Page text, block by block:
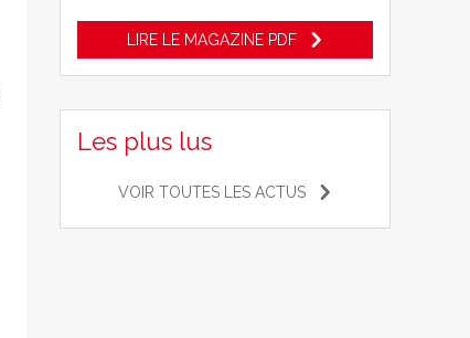
LIRE LE MAGAZINE PDF
Les plus lus
VOIR TOUTES LES ACTUS